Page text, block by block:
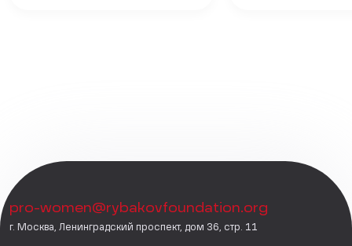
pro-women@rybakovfoundation.org
г. Москва, Ленинградский проспект, дом 36, стр. 11